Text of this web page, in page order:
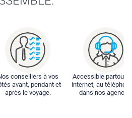
conseillers à vos
avant, pendant et
après le voyage.
Accessible partout :
internet, au
dans nos